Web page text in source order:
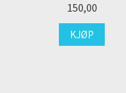
150,00
KJØP